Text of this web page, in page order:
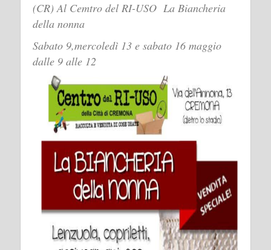
(CR) Al Cemtro del RI-USO La Biancheria
della nonna
Sabato 9,mercoledì 13 e sabato 16 maggio
dalle 9 alle 12